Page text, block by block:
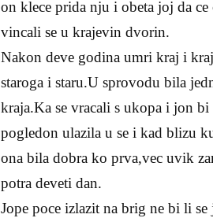
on klece prida nju i obeta joj da
vincali se u krajevin dvorin.
Nakon deve godina umri kraj i
staroga i staru.U sprovodu bila
kraja.Ka se vracali s ukopa i jon
pogledon ulazila u se i kad blizu
ona bila dobra ko prva,vec uvik
potra deveti dan.
Jope poce izlazit na brig ne bi li